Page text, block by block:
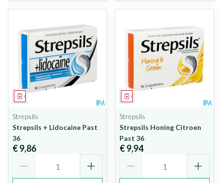
Geneesmiddel
Strepsils
Strepsils + Lidocaine Past
36
€ 9,86
Geneesmiddel
Strepsils
Strepsils Honing Citroen
Past 36
€ 9,94